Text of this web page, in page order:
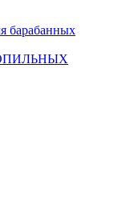
барабанных